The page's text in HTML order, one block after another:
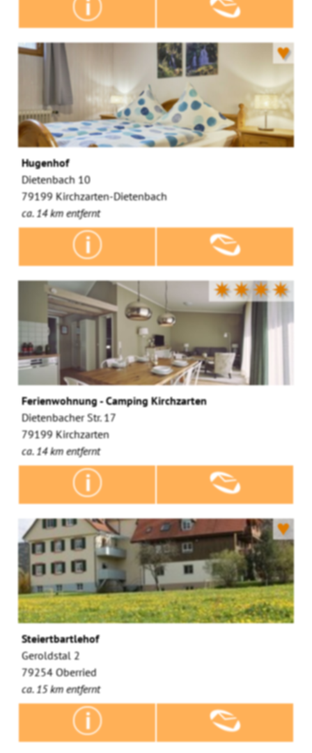
♥
Hugenhof
Dietenbach 10
79199 Kirchzarten-Dietenbach
ca. 14 km entfernt
✷✷✷✷
Ferienwohnung - Camping Kirchzarten
Dietenbacher Str. 17
79199 Kirchzarten
ca. 14 km entfernt
♥
Steiertbartlehof
Geroldstal 2
79254 Oberried
ca. 15 km entfernt